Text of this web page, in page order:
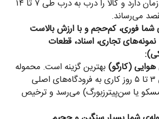
هزینه و زمان دارد و کالا را درب به درب طی ۷ تا ۱۴
می‌رساند.
شما فوری، کم‌حجم و با ارزش بالاست
نمونه‌های تجاری، اسناد، قطعات
(کارگو) بهترین گزینه است. محموله
شما طی ۳ تا ۵ روز کاری به فرودگاه‌های اصلی
یا سن‌پیترزبورگ) می‌رسد و ترخیص